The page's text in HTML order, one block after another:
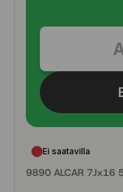
Ei saatavilla
9890 ALCAR 7Jx16